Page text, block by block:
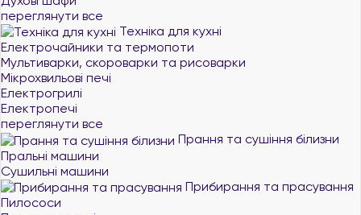
переглянути все
Техніка для кухні
Електрочайники та термопоти
Мультиварки, скороварки та рисоварки
Мікрохвильові печі
Електрогрилі
Електропечі
переглянути все
Прання та сушіння білизни
Пральні машини
Сушильні машини
Прибирання та прасування
Пилососи